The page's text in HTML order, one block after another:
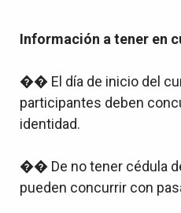
Información a tener en
�� El día de inicio del
participantes deben
identidad.
�� De no tener cédula
pueden concurrir con